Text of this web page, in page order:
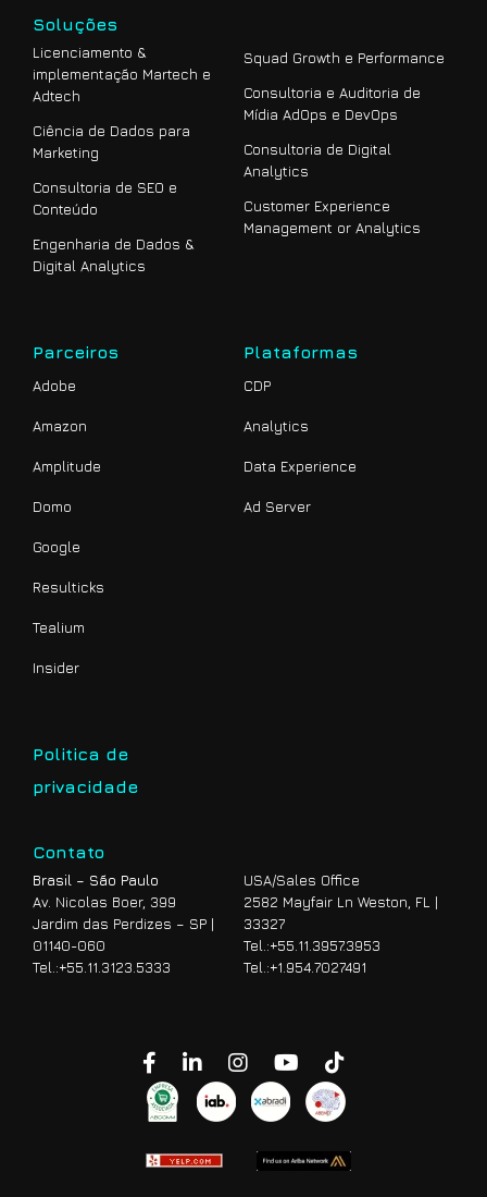
Soluções
Licenciamento &
implementação Martech e
Adtech
Ciência de Dados para
Marketing
Consultoria de SEO e
Conteúdo
Engenharia de Dados &
Digital Analytics
Squad Growth e Performance
Consultoria e Auditoria de
Mídia AdOps e DevOps
Consultoria de Digital
Analytics
Customer Experience
Management or Analytics
Parceiros
Adobe
Amazon
Amplitude
Domo
Google
Resulticks
Tealium
Insider
Plataformas
CDP
Analytics
Data Experience
Ad Server
Politica de
privacidade
Contato
Brasil – São Paulo
Av. Nicolas Boer, 399
Jardim das Perdizes – SP |
01140-060
Tel.:+55.11.3123.5333
USA/Sales Office
2582 Mayfair Ln Weston, FL |
33327
Tel.:+55.11.3957.3953
Tel.:+1.954.7027491